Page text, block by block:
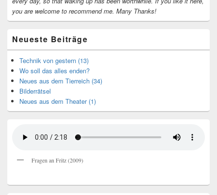
you are welcome to recommend me. Many Thanks!
Neueste Beiträge
Technik von gestern (13)
Wo soll das alles enden?
Neues aus dem Tierreich (34)
Bilderrätsel
Neues aus dem Theater (1)
Fragen an Fritz (2009)